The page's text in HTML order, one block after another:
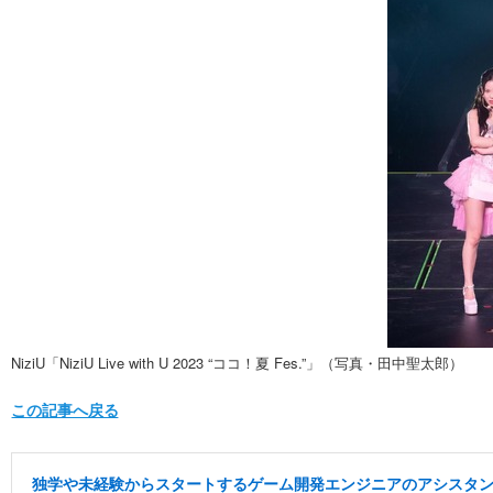
NiziU「NiziU Live with U 2023 “ココ！夏 Fes.”」（写真・田中聖太郎）
この記事へ戻る
独学や未経験からスタートするゲーム開発エンジニアのアシスタ